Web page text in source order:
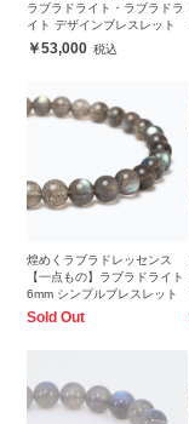
ラブラドライト・ラブラドラ
イト デザインブレスレット
53,000
煌めくラブラドレッセンス
【一点もの】ラブラドライト
6mm シンプルブレスレット
Sold Out